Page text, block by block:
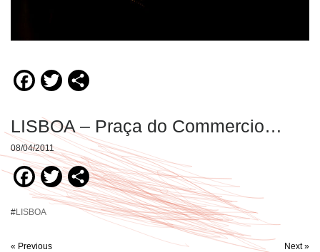
Facebook
Twitter
LISBOA – Praça do Commercio…
08/04/2011
Facebook
TwitterCompartir
#LISBOA
« Previous Next »